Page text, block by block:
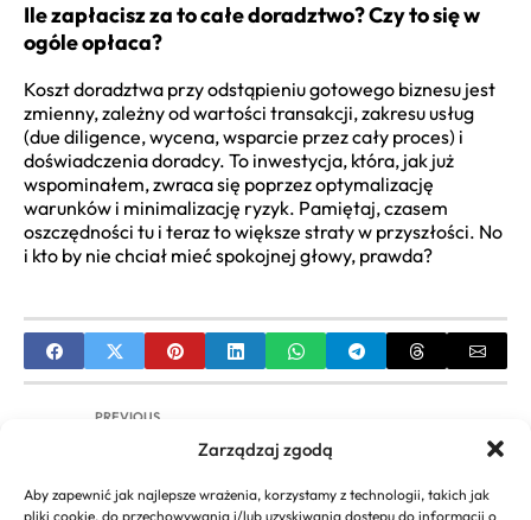
Zarządzaj zgodą
Aby zapewnić jak najlepsze wrażenia, korzystamy z technologii, takich jak
pliki cookie, do przechowywania i/lub uzyskiwania dostępu do informacji o
Ile zapłacisz za to całe doradztwo? Czy to się w
ogóle opłaca?
Koszt doradztwa przy odstąpieniu gotowego biznesu jest
zmienny, zależny od wartości transakcji, zakresu usług
(due diligence, wycena, wsparcie przez cały proces) i
doświadczenia doradcy. To inwestycja, która, jak już
wspominałem, zwraca się poprzez optymalizację
warunków i minimalizację ryzyk. Pamiętaj, czasem
oszczędności tu i teraz to większe straty w przyszłości. No
i kto by nie chciał mieć spokojnej głowy, prawda?
PREVIOUS
Psychologia Kolorów w Biznesie: Zwiększ Sprzedaż